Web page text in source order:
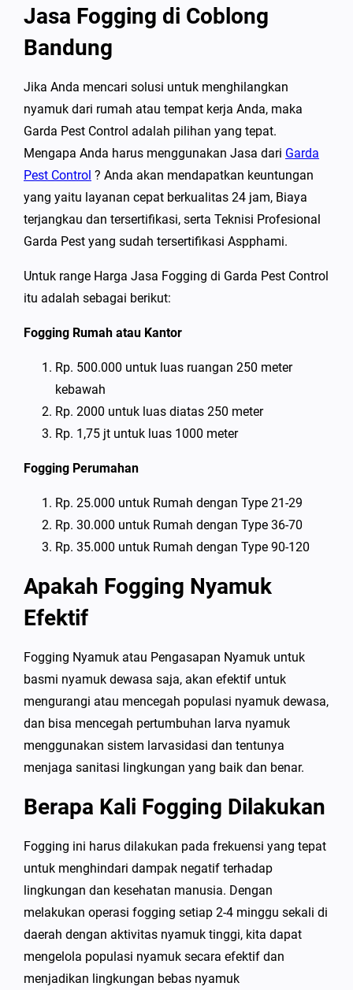
Jasa Fogging di Coblong
Bandung
Jika Anda mencari solusi untuk menghilangkan
nyamuk dari rumah atau tempat kerja Anda, maka
Garda Pest Control adalah pilihan yang tepat.
Mengapa Anda harus menggunakan Jasa dari Garda
Pest Control ? Anda akan mendapatkan keuntungan
yang yaitu layanan cepat berkualitas 24 jam, Biaya
terjangkau dan tersertifikasi, serta Teknisi Profesional
Garda Pest yang sudah tersertifikasi Aspphami.
Untuk range Harga Jasa Fogging di Garda Pest Control
itu adalah sebagai berikut:
Fogging Rumah atau Kantor
Rp. 500.000 untuk luas ruangan 250 meter
kebawah
Rp. 2000 untuk luas diatas 250 meter
Rp. 1,75 jt untuk luas 1000 meter
Fogging Perumahan
Rp. 25.000 untuk Rumah dengan Type 21-29
Rp. 30.000 untuk Rumah dengan Type 36-70
Rp. 35.000 untuk Rumah dengan Type 90-120
Apakah Fogging Nyamuk
Efektif
Fogging Nyamuk atau Pengasapan Nyamuk untuk
basmi nyamuk dewasa saja, akan efektif untuk
mengurangi atau mencegah populasi nyamuk dewasa,
dan bisa mencegah pertumbuhan larva nyamuk
menggunakan sistem larvasidasi dan tentunya
menjaga sanitasi lingkungan yang baik dan benar.
Berapa Kali Fogging Dilakukan
Fogging ini harus dilakukan pada frekuensi yang tepat
untuk menghindari dampak negatif terhadap
lingkungan dan kesehatan manusia. Dengan
melakukan operasi fogging setiap 2-4 minggu sekali di
daerah dengan aktivitas nyamuk tinggi, kita dapat
mengelola populasi nyamuk secara efektif dan
menjadikan lingkungan bebas nyamuk